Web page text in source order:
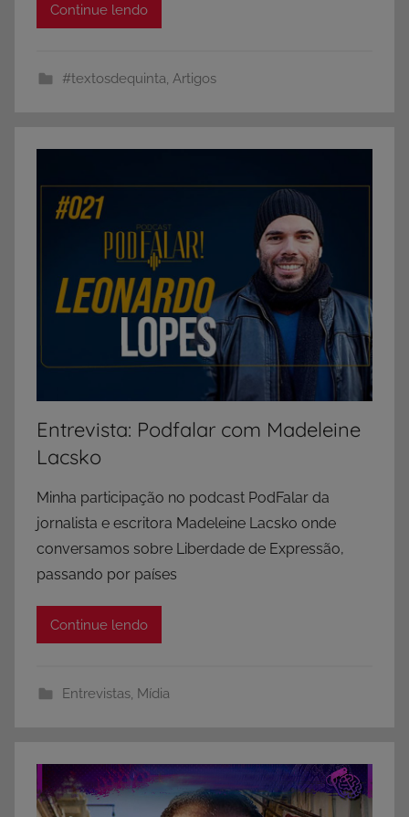
Continue lendo
#textosdequinta, Artigos
Entrevista: Podfalar com Madeleine
Lacsko
Minha participação no podcast PodFalar da
jornalista e escritora Madeleine Lacsko onde
conversamos sobre Liberdade de Expressão,
passando por países
Continue lendo
Entrevistas, Mídia